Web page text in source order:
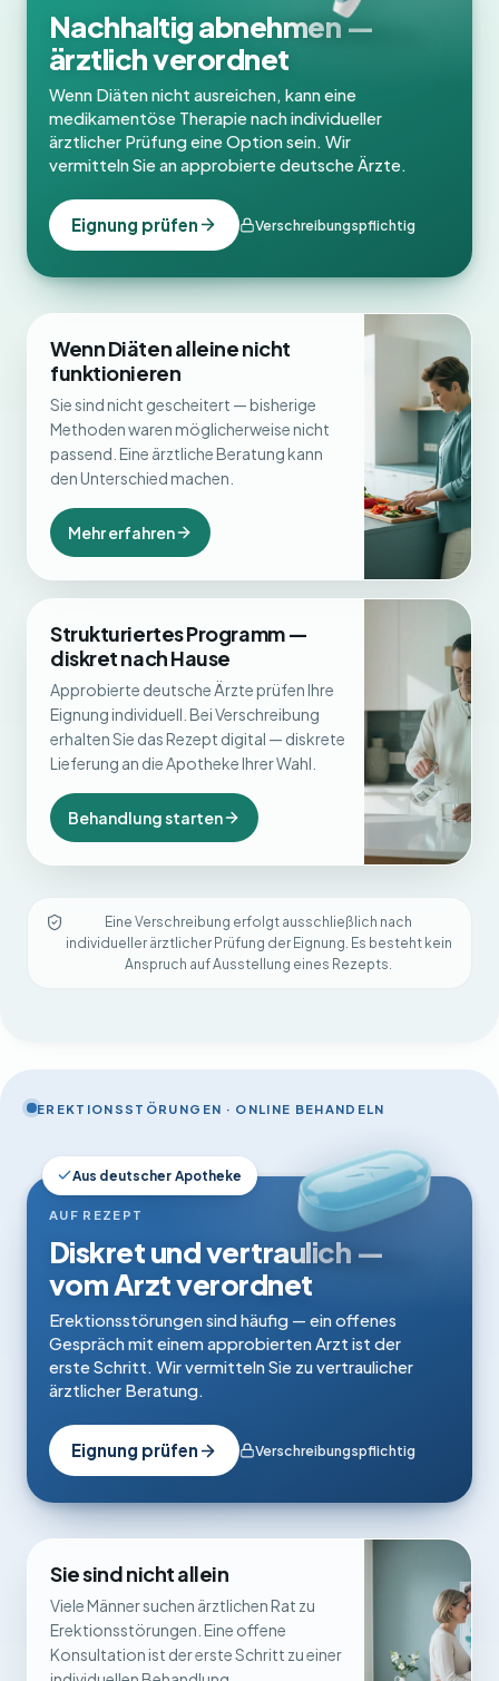
Nachhaltig abnehmen —
ärztlich verordnet
Wenn Diäten nicht ausreichen, kann eine
medikamentöse Therapie nach individueller
ärztlicher Prüfung eine Option sein. Wir
vermitteln Sie an approbierte deutsche Ärzte.
Eignung prüfen Verschreibungspflichtig
Wenn Diäten alleine nicht
funktionieren
Sie sind nicht gescheitert — bisherige
Methoden waren möglicherweise nicht
passend. Eine ärztliche Beratung kann
den Unterschied machen.
Mehr erfahren
Strukturiertes Programm —
diskret nach Hause
Approbierte deutsche Ärzte prüfen Ihre
Eignung individuell. Bei Verschreibung
erhalten Sie das Rezept digital — diskrete
Lieferung an die Apotheke Ihrer Wahl.
Behandlung starten
Eine Verschreibung erfolgt ausschließlich nach
individueller ärztlicher Prüfung der Eignung. Es besteht kein
Anspruch auf Ausstellung eines Rezepts.
EREKTIONSSTÖRUNGEN · ONLINE BEHANDELN
Aus deutscher Apotheke
AUF REZEPT
Diskret und vertraulich —
vom Arzt verordnet
Erektionsstörungen sind häufig — ein offenes
Gespräch mit einem approbierten Arzt ist der
erste Schritt. Wir vermitteln Sie zu vertraulicher
ärztlicher Beratung.
Eignung prüfen Verschreibungspflichtig
Sie sind nicht allein
Viele Männer suchen ärztlichen Rat zu
Erektionsstörungen. Eine offene
Konsultation ist der erste Schritt zu einer